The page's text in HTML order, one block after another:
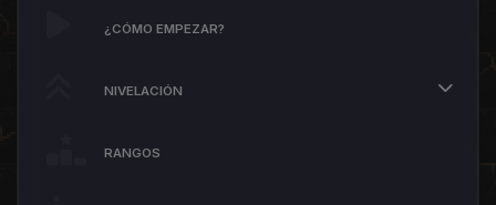
¿CÓMO EMPEZAR?
NIVELACIÓN
RANGOS